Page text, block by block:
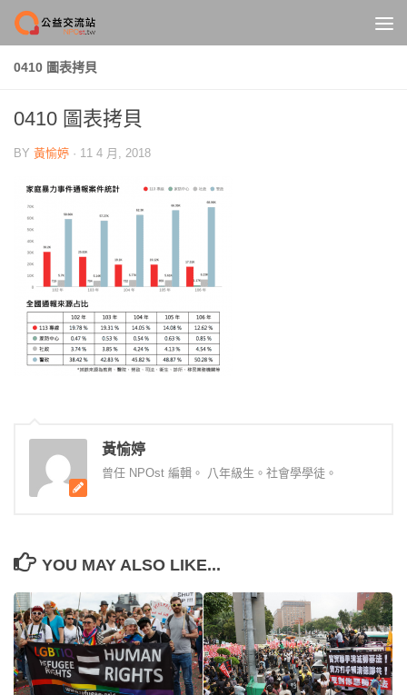
Skip to content
0410 圖表拷貝
0410 圖表拷貝
BY 黃愉婷 · 11 4 月, 2018
黃愉婷
曾任 NPOst 編輯。 八年級生。社會學學徒。
YOU MAY ALSO LIKE...